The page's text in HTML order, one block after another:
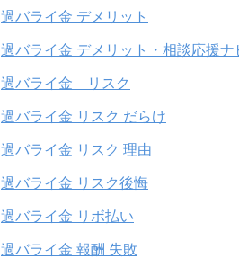
過バライ金 デメリット
過バライ金 デメリット・相談応援ナ
過バライ金 リスク
過バライ金 リスク だらけ
過バライ金 リスク 理由
過バライ金 リスク後悔
過バライ金 リボ払い
過バライ金 報酬 失敗